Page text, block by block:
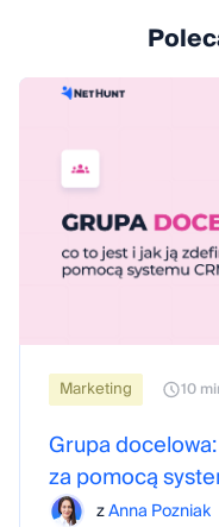
Marketing 10
Grupa
za pomocą
zAnna Pozniak